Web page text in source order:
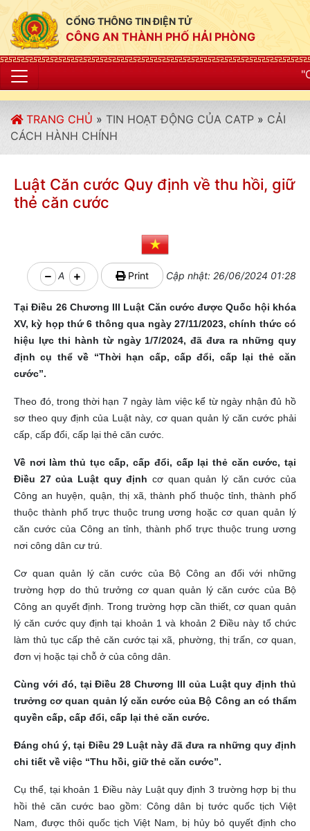
CỔNG THÔNG TIN ĐIỆN TỬ
CÔNG AN THÀNH PHỐ HẢI PHÒNG
"CÔNG AN
TRANG CHỦ » TIN HOẠT ĐỘNG CỦA CATP » CẢI
CÁCH HÀNH CHÍNH
Luật Căn cước Quy định về thu hồi, giữ
thẻ căn cước
A Print Cập nhật: 26/06/2024 01:28
Tại Điều 26 Chương III Luật Căn cước được Quốc hội khóa
XV, kỳ họp thứ 6 thông qua ngày 27/11/2023, chính thức có
hiệu lực thi hành từ ngày 1/7/2024, đã đưa ra những quy
định cụ thể về “Thời hạn cấp, cấp đổi, cấp lại thẻ căn
cước”.
Theo đó, trong thời hạn 7 ngày làm việc kể từ ngày nhận đủ hồ
sơ theo quy định của Luật này, cơ quan quản lý căn cước phải
cấp, cấp đổi, cấp lại thẻ căn cước.
Về nơi làm thủ tục cấp, cấp đổi, cấp lại thẻ căn cước, tại
Điều 27 của Luật quy định cơ quan quản lý căn cước của
Công an huyện, quận, thị xã, thành phố thuộc tỉnh, thành phố
thuộc thành phố trực thuộc trung ương hoặc cơ quan quản lý
căn cước của Công an tỉnh, thành phố trực thuộc trung ương
nơi công dân cư trú.
Cơ quan quản lý căn cước của Bộ Công an đối với những
trường hợp do thủ trưởng cơ quan quản lý căn cước của Bộ
Công an quyết định. Trong trường hợp cần thiết, cơ quan quản
lý căn cước quy định tại khoản 1 và khoản 2 Điều này tổ chức
làm thủ tục cấp thẻ căn cước tại xã, phường, thị trấn, cơ quan,
đơn vị hoặc tại chỗ ở của công dân.
Cùng với đó, tại Điều 28 Chương III của Luật quy định thủ
trưởng cơ quan quản lý căn cước của Bộ Công an có thẩm
quyền cấp, cấp đổi, cấp lại thẻ căn cước.
Đáng chú ý, tại Điều 29 Luật này đã đưa ra những quy định
chi tiết về việc “Thu hồi, giữ thẻ căn cước”.
Cụ thể, tại khoản 1 Điều này Luật quy định 3 trường hợp bị thu
hồi thẻ căn cước bao gồm: Công dân bị tước quốc tịch Việt
Nam, được thôi quốc tịch Việt Nam, bị hủy bỏ quyết định cho